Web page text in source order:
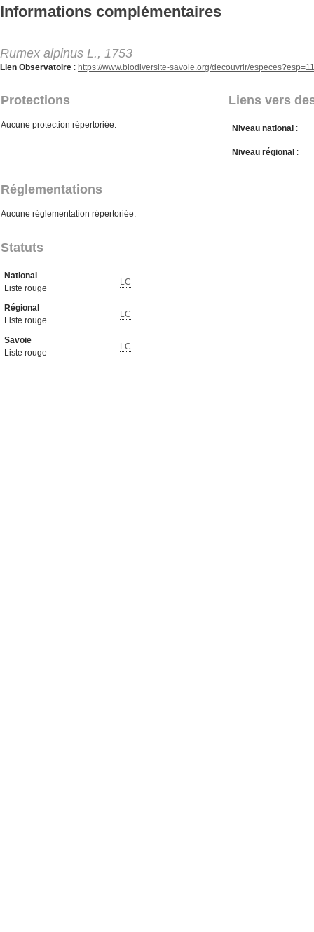
Aller au contenu principal
Informations complémentaires
Rumex alpinus L., 1753
Lien Observatoire : https://www.biodiversite-savoie.org/decouvrir/
Protections Liens vers
Aucune protection répertoriée. Niveau national :
Niveau régional :
Réglementations
Aucune réglementation répertoriée.
Statuts
National
Liste rouge
LC
Régional
Liste rouge
LC
Savoie
Liste rouge
LC